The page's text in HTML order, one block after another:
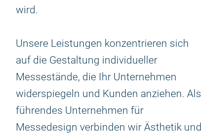
wird.
Unsere Leistungen konzentrieren sich
auf die Gestaltung individueller
Messestände, die Ihr Unternehmen
widerspiegeln und Kunden anziehen. Als
führendes Unternehmen für
Messedesign verbinden wir Ästhetik und